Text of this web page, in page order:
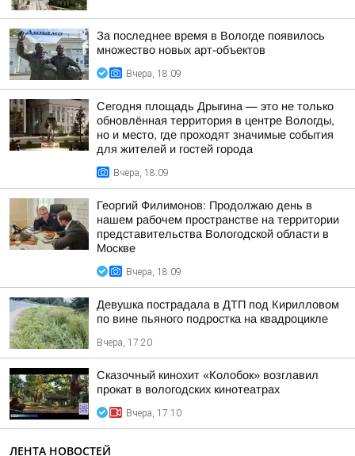
За последнее время в Вологде появилось
множество новых арт-объектов
Вчера, 18:09
Сегодня площадь Дрыгина — это не только
обновлённая территория в центре Вологды,
но и место, где проходят значимые события
для жителей и гостей города
Вчера, 18:09
Георгий Филимонов: Продолжаю день в
нашем рабочем пространстве на территории
представительства Вологодской области в
Москве
Вчера, 18:09
Девушка пострадала в ДТП под Кирилловом
по вине пьяного подростка на квадроцикле
Вчера, 17:20
Сказочный кинохит «Колобок» возглавил
прокат в вологодских кинотеатрах
Вчера, 17:10
ЛЕНТА НОВОСТЕЙ